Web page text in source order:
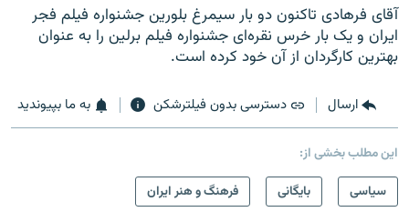
آقای فرهادی تاکنون دو بار سیمرغ بلورین جشنواره فیلم فجر
ایران و یک بار خرس نقره‌ای جشنواره فیلم برلین را به عنوان
بهترین کارگردان از آن خود کرده است.
ارسال دسترسی بدون فیلترشکن به ما بپیوندید
این مطلب بخشی از:
سیاسی
بایگانی فرهنگ و هنر ایران